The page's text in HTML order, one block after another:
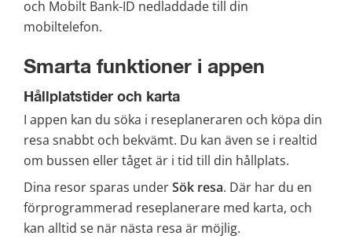
och Mobilt Bank-ID nedladdade till din
mobiltelefon.
Smarta funktioner i appen
Hållplatstider och karta
I appen kan du söka i reseplaneraren och köpa din
resa snabbt och bekvämt. Du kan även se i realtid
om bussen eller tåget är i tid till din hållplats.
Dina resor sparas under Sök resa. Där har du en
förprogrammerad reseplanerare med karta, och
kan alltid se när nästa resa är möjlig.